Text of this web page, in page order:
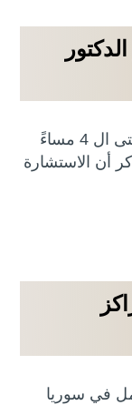
يبدأ الدوام من الساعة التاسعة صباحًا حتى ال 4 مساءً
أن الاستشارة
في سوريا